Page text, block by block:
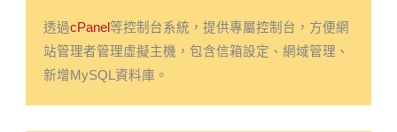
透過cPanel等控制台系統，提供專屬控制台，方便網
站管理者管理虛擬主機，包含信箱設定、網域管理、
新增MySQL資料庫。